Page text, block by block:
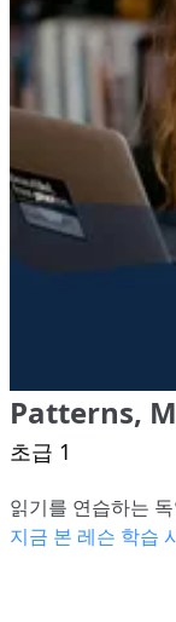
Patterns,
초급 1
읽기를 연습하는
지금 본 레슨 학습